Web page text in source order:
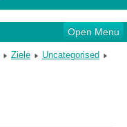
Open Menu
Ziele
Uncategorised